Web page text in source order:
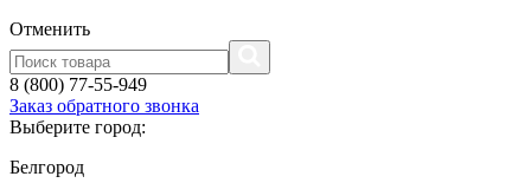
Отменить
8 (800) 77-55-949
Заказ обратного звонка
Выберите город:
Белгород